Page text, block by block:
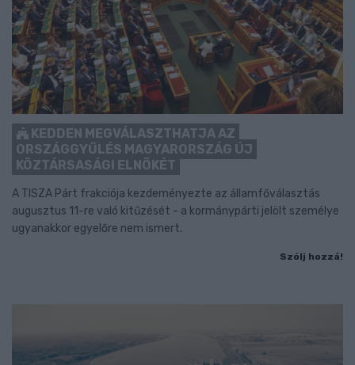
KEDDEN MEGVÁLASZTHATJA AZ
ORSZÁGGYŰLÉS MAGYARORSZÁG ÚJ
KÖZTÁRSASÁGI ELNÖKÉT
A TISZA Párt frakciója kezdeményezte az államfőválasztás
augusztus 11-re való kitűzését - a kormánypárti jelölt személye
ugyanakkor egyelőre nem ismert.
Szólj hozzá!